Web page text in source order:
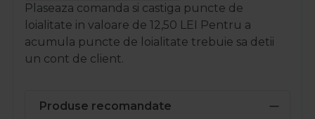
Plaseaza comanda si castiga puncte de
loialitate in valoare de 12,50 LEI Pentru a
acumula puncte de loialitate trebuie sa detii
un cont de client.
Produse recomandate